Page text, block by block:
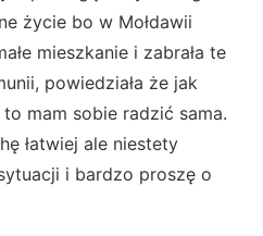
życie bo w Mołdawii
mieszkanie i zabrała te
powiedziała że jak
mam sobie radzić sama.
łatwiej ale niestety
i bardzo proszę o